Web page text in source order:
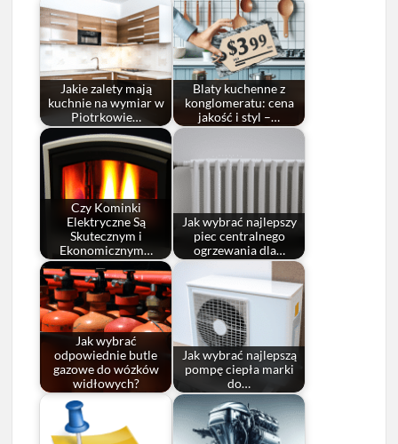
Jakie zalety mają
kuchnie na wymiar w
Piotrkowie…
Blaty kuchenne z
konglomeratu: cena
jakość i styl –…
Czy Kominki
Elektryczne Są
Skutecznym i
Ekonomicznym…
Jak wybrać najlepszy
piec centralnego
ogrzewania dla…
Jak wybrać
odpowiednie butle
gazowe do wózków
widłowych?
Jak wybrać najlepszą
pompę ciepła marki
do…